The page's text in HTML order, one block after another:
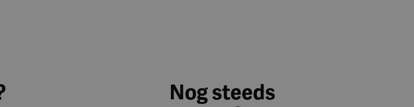
die zich richt op cliënten met een licht verstandelijke beperking in
en/of somatische problematiek. Binnen deze professionele omgeving werk
Nog steeds